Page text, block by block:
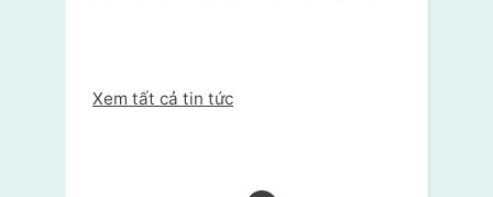
Xem tất cả tin tức